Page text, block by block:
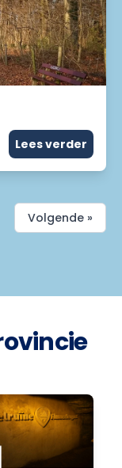
Lees verder
Volgende »